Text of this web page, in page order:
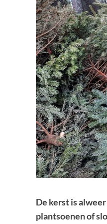
De kerst is
plantsoenen of